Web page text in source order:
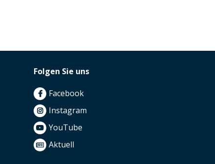
Folgen Sie uns
Facebook
Instagram
YouTube
Aktuell